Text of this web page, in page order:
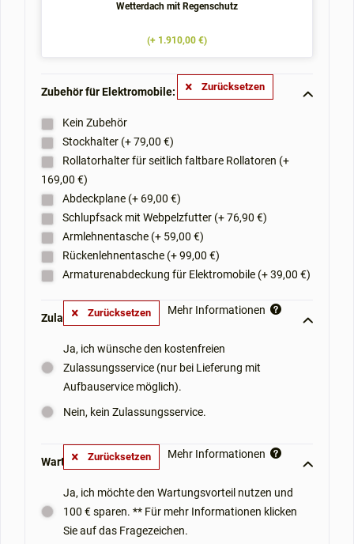
Wetterdach mit Regenschutz
(+ 1.910,00 €)
Zubehör für Elektromobile: **
Kein Zubehör
Stockhalter (+ 79,00 €)
Rollatorhalter für seitlich faltbare Rollatoren (+
169,00 €)
Abdeckplane (+ 69,00 €)
Schlupfsack mit Webpelzfutter (+ 76,90 €)
Armlehnentasche (+ 59,00 €)
Rückenlehnentasche (+ 99,00 €)
Armaturenabdeckung für Elektromobile (+ 39,00 €)
Zurücksetzen
Zulassungsservice: **
Ja, ich wünsche den kostenfreien
Zulassungsservice (nur bei Lieferung mit
Aufbauservice möglich).
Nein, kein Zulassungsservice.
Zurücksetzen Mehr Informationen
Wartungsvorteil: **
Ja, ich möchte den Wartungsvorteil nutzen und
100 € sparen. ** Für mehr Informationen klicken
Sie auf das Fragezeichen.
Zurücksetzen Mehr Informationen